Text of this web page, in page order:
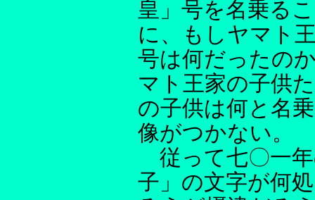
皇」号を名乗る
に、もしヤマト
号は何だったの
マト王家の子供
の子供は何と名
像がつかない。
従って七〇一
子」の文字が何